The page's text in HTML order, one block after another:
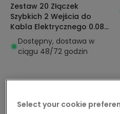
Zestaw 20 Złączek
Szybkich 2 Wejścia do
Kabla Elektrycznego 0.08-
4 mm²
Dostępny, dostawa w
ciągu 48/72 godzin
Select your cookie